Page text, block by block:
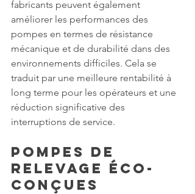
fabricants peuvent également
améliorer les performances des
pompes en termes de résistance
mécanique et de durabilité dans des
environnements difficiles. Cela se
traduit par une meilleure rentabilité à
long terme pour les opérateurs et une
réduction significative des
interruptions de service.
Pompes de
Relevage Éco-
conçues